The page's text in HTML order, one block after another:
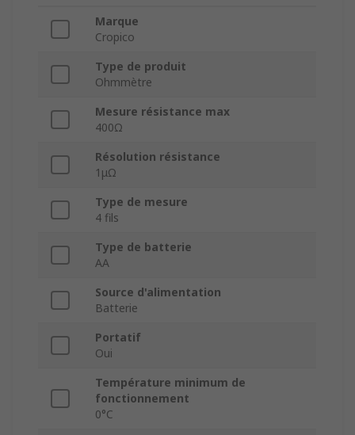
Marque
Cropico
Type de produit
Ohmmètre
Mesure résistance max
400Ω
Résolution résistance
1μΩ
Type de mesure
4 fils
Type de batterie
AA
Source d'alimentation
Batterie
Portatif
Oui
Température minimum de
fonctionnement
0°C